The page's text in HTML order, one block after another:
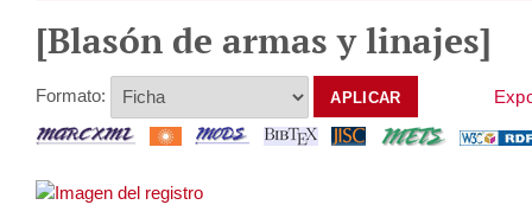
[Blasón de armas y linajes]
Formato: